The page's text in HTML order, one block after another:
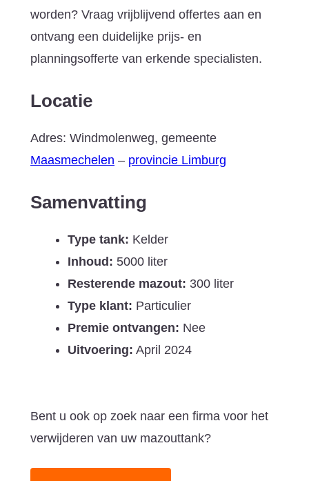
worden? Vraag vrijblijvend offertes aan en
ontvang een duidelijke prijs- en
planningsofferte van erkende specialisten.
Locatie
Adres: Windmolenweg, gemeente
Maasmechelen – provincie Limburg
Samenvatting
Type tank: Kelder
Inhoud: 5000 liter
Resterende mazout: 300 liter
Type klant: Particulier
Premie ontvangen: Nee
Uitvoering: April 2024
Bent u ook op zoek naar een firma voor het
verwijderen van uw mazouttank?